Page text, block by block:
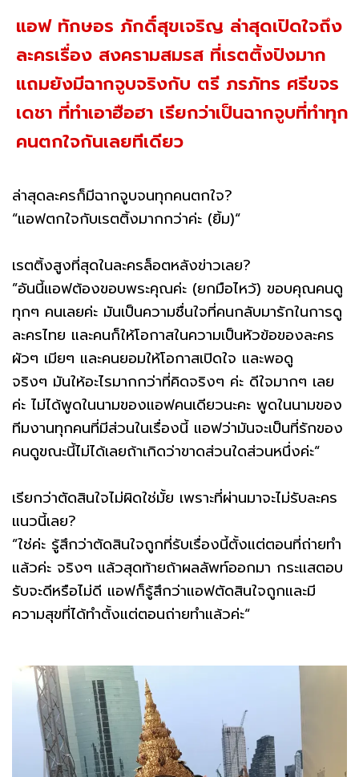
แอฟ ทักษอร ภักดิ์สุขเจริญ ล่าสุดเปิดใจถึง
ละครเรื่อง สงครามสมรส ที่เรตติ้งปังมาก
แถมยังมีฉากจูบจริงกับ ตรี ภรภัทร ศรีขจร
เดชา ที่ทำเอาฮือฮา เรียกว่าเป็นฉากจูบที่ทำทุก
คนตกใจกันเลยทีเดียว
ล่าสุดละครก็มีฉากจูบจนทุกคนตกใจ?
“แอฟตกใจกับเรตติ้งมากกว่าค่ะ (ยิ้ม)“
เรตติ้งสูงที่สุดในละครล็อตหลังข่าวเลย?
”อันนี้แอฟต้องขอบพระคุณค่ะ (ยกมือไหว้) ขอบคุณคนดู
ทุกๆ คนเลยค่ะ มันเป็นความชื่นใจที่คนกลับมารักในการดู
ละครไทย และคนก็ให้โอกาสในความเป็นหัวข้อของละคร
ผัวๆ เมียๆ และคนยอมให้โอกาสเปิดใจ และพอดู
จริงๆ มันให้อะไรมากกว่าที่คิดจริงๆ ค่ะ ดีใจมากๆ เลย
ค่ะ ไม่ได้พูดในนามของแอฟคนเดียวนะคะ พูดในนามของ
ทีมงานทุกคนที่มีส่วนในเรื่องนี้ แอฟว่ามันจะเป็นที่รักของ
คนดูขณะนี้ไม่ได้เลยถ้าเกิดว่าขาดส่วนใดส่วนหนึ่งค่ะ“
เรียกว่าตัดสินใจไม่ผิดใช่มั้ย เพราะที่ผ่านมาจะไม่รับละคร
แนวนี้เลย?
”ใช่ค่ะ รู้สึกว่าตัดสินใจถูกที่รับเรื่องนี้ตั้งแต่ตอนที่ถ่ายทำ
แล้วค่ะ จริงๆ แล้วสุดท้ายถ้าผลลัพท์ออกมา กระแสตอบ
รับจะดีหรือไม่ดี แอฟก็รู้สึกว่าแอฟตัดสินใจถูกและมี
ความสุขที่ได้ทำตั้งแต่ตอนถ่ายทำแล้วค่ะ“